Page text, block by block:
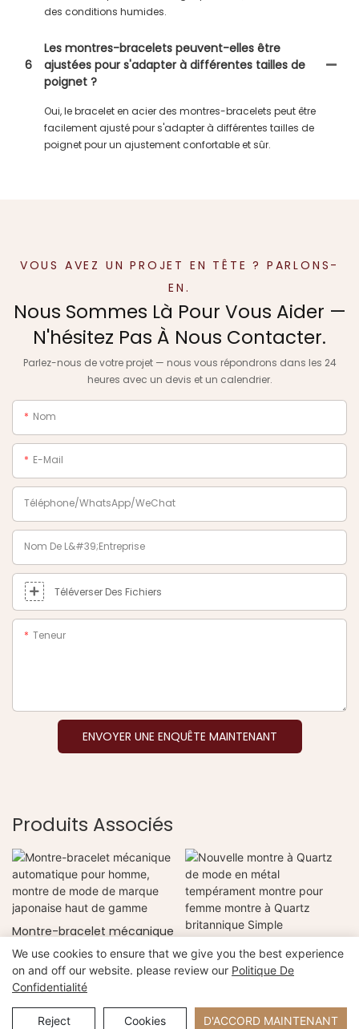
des conditions humides.
6
Les montres-bracelets peuvent-elles être
ajustées pour s'adapter à différentes tailles de
poignet ?
Oui, le bracelet en acier des montres-bracelets peut être
facilement ajusté pour s'adapter à différentes tailles de
poignet pour un ajustement confortable et sûr.
VOUS AVEZ UN PROJET EN TÊTE ? PARLONS-
EN.
Nous Sommes Là Pour Vous Aider —
N'hésitez Pas À Nous Contacter.
Parlez-nous de votre projet — nous vous répondrons dans les 24
heures avec un devis et un calendrier.
Nom
E-Mail
Téléphone/WhatsApp/WeChat
Nom De L&#39;entreprise
Téléverser Des Fichiers
Teneur
ENVOYER UNE ENQUÊTE MAINTENANT
Produits Associés
Montre-bracelet mécanique
automatique pour homme,
montre de mode de
marque japonaise haut de
Nouvelle montre à Quartz
de mode en métal
tempérament montre pour
britannique Simple
www.niferwatch.com |Plan du site
We use cookies to ensure that we give you the best experience
on and off our website. please review our Politique De
Confidentialité
Reject Cookies D'ACCORD MAINTENANT